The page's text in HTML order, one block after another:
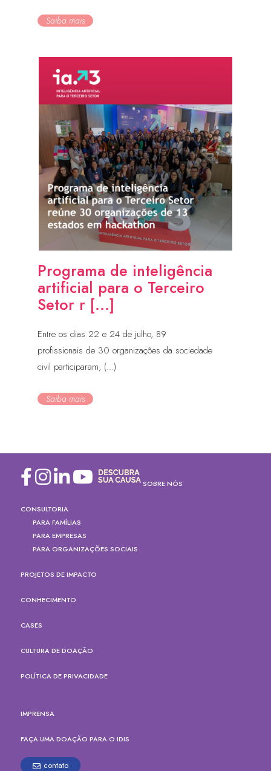
Saiba mais
Programa de inteligência
artificial para o Terceiro
Setor r [...]
Entre os dias 22 e 24 de julho, 89
profissionais de 30 organizações da sociedade
civil participaram, (...)
Saiba mais
SOBRE NÓS
CONSULTORIA
PARA FAMÍLIAS
PARA EMPRESAS
PARA ORGANIZAÇÕES SOCIAIS
PROJETOS DE IMPACTO
CONHECIMENTO
CASES
CULTURA DE DOAÇÃO
POLÍTICA DE PRIVACIDADE
IMPRENSA
FAÇA UMA DOAÇÃO PARA O IDIS
contato